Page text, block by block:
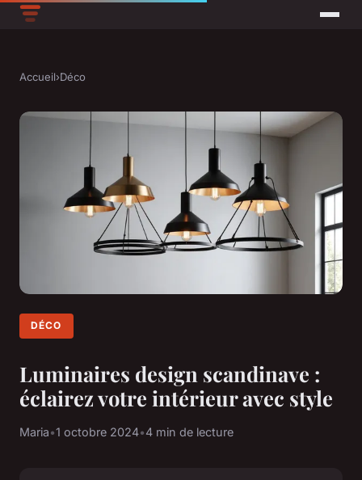
Accueil›Déco
DÉCO
Luminaires design scandinave :
éclairez votre intérieur avec style
Maria•1 octobre 2024•4 min de lecture